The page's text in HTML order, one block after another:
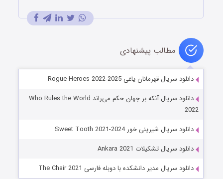
مطالب پیشنهادی
دانلود سریال قهرمانان یاغی Rogue Heroes 2022-2025
دانلود سریال آنکه بر جهان حکم می‌راند Who Rules the World
2022
دانلود سریال شیرینی خور Sweet Tooth 2021-2024
دانلود سریال تشکیلات Ankara 2021
دانلود سریال مدیر دانشکده با دوبله فارسی The Chair 2021